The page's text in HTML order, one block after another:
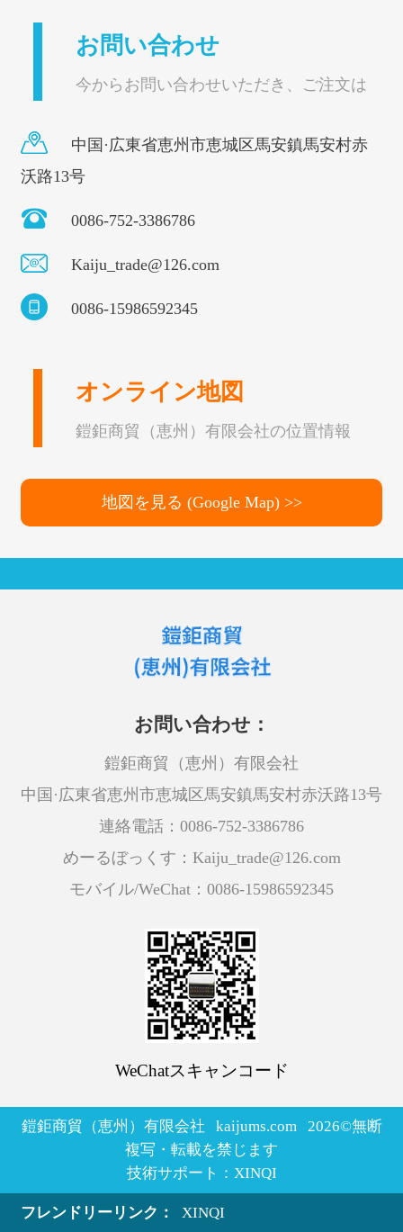
お問い合わせ
今からお問い合わせいただき、ご注文は
中国·広東省恵州市恵城区馬安鎮馬安村赤
沃路13号
0086-752-3386786
Kaiju_trade@126.com
0086-15986592345
オンライン地図
鎧鉅商貿（恵州）有限会社の位置情報
地図を見る (Google Map) >>
お問い合わせ：
鎧鉅商貿（恵州）有限会社
中国·広東省恵州市恵城区馬安鎮馬安村赤沃路13号
連絡電話：0086-752-3386786
めーるぼっくす：Kaiju_trade@126.com
モバイル/WeChat：0086-15986592345
WeChatスキャンコード
鎧鉅商貿（恵州）有限会社 kaijums.com 2026©無断
複写・転載を禁じます
技術サポート： XINQI
フレンドリーリンク： XINQI